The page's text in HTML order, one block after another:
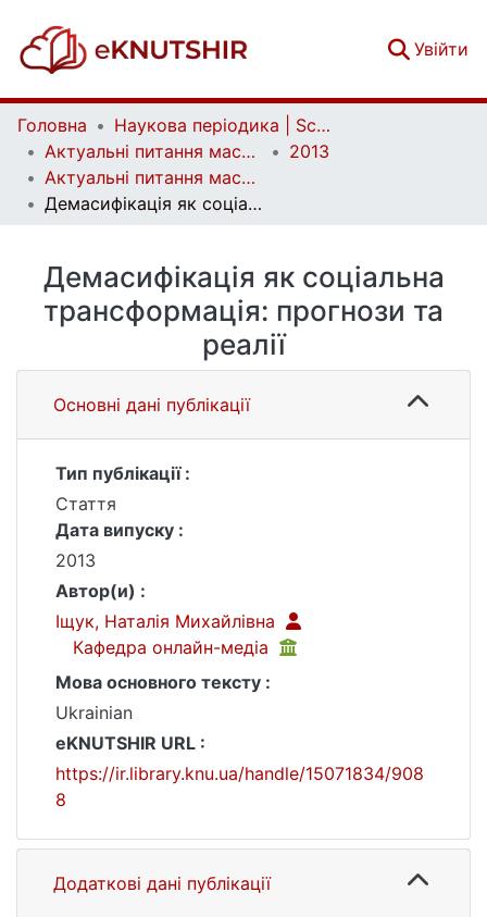
Увійти
Головна
Наукова періодика | Scientific periodicals
Актуальні питання масової комунікації | Current Issues of Mass Communication
2013
Актуальні питання масової комунікації. Випуск 14
Демасифікація як соціальна трансформація: прогнози та реалії
Демасифікація як соціальна
трансформація: прогнози та
реалії
Основні дані публікації
Тип публікації :
Стаття
Дата випуску :
2013
Автор(и) :
Іщук, Наталія Михайлівна
Кафедра онлайн-медіа
Мова основного тексту :
Ukrainian
eKNUTSHIR URL :
https://ir.library.knu.ua/handle/15071834/908
8
Додаткові дані публікації